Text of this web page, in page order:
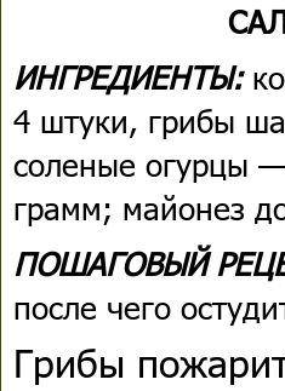
ИНГРЕДИЕНТЫ:
4 штуки, грибы
соленые огурцы
грамм; майонез
ПОШАГОВЫЙ
после чего
Грибы